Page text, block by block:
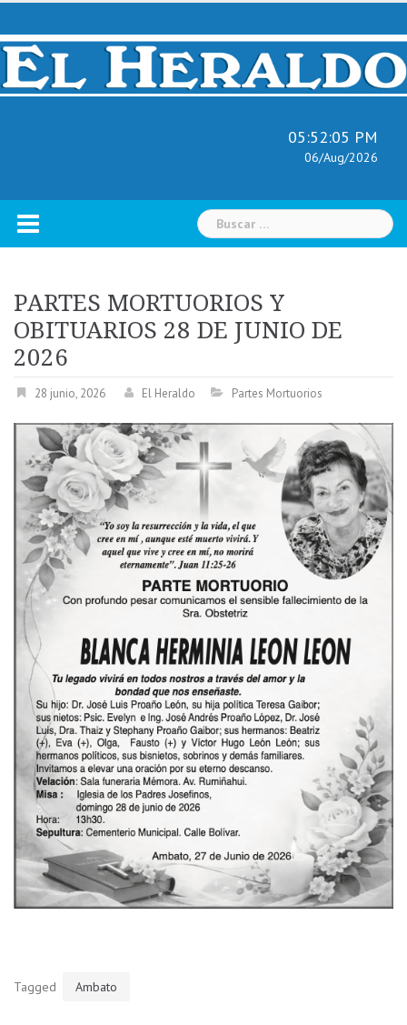
Skip
content
05:52:06 PM
06/Aug/2026
Buscar:
PARTES MORTUORIOS Y
OBITUARIOS 28 DE JUNIO DE
2026
28 junio, 2026 El Heraldo Partes Mortuorios
Tagged Ambato